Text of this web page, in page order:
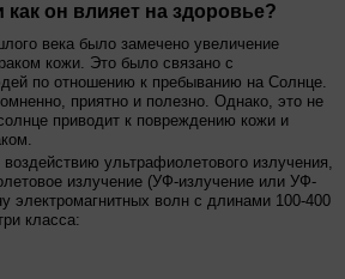
как он влияет на здоровье?
века было замечено увеличение
кожи. Это было связано с
по отношению к пребыванию на Солнце.
приятно и полезно. Однако, это не
приводит к повреждению кожи и
ультрафиолетового излучения,
излучение (УФ-излучение или УФ-
электромагнитных волн с длинами 100-400
класса: